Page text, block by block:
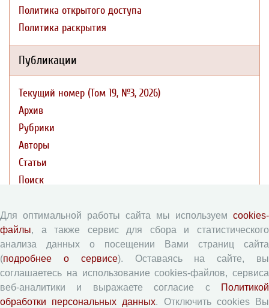
Политика открытого доступа
Политика раскрытия
Публикации
Текущий номер (Том 19, №3, 2026)
Архив
Рубрики
Авторы
Статьи
Поиск
Авторам
Правила для авторов
Типовой лицензионный договор
Согласие на обработку персональных данных
Для оптимальной работы сайта мы используем cookies-
файлы, а также сервис для сбора и статистического
анализа данных о посещении Вами страниц сайта
(подробнее о сервисе). Оставаясь на сайте, вы
соглашаетесь на использование cookies-файлов, сервиса
веб-аналитики и выражаете согласие с
Политикой
обработки персональных данных. Отключить cookies Вы